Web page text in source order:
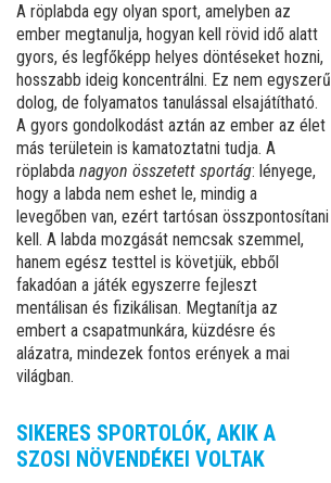
A röplabda egy olyan sport, amelyben az
ember megtanulja, hogyan kell rövid idő alatt
gyors, és legfőképp helyes döntéseket hozni,
hosszabb ideig koncentrálni. Ez nem egyszerű
dolog, de folyamatos tanulással elsajátítható.
A gyors gondolkodást aztán az ember az élet
más területein is kamatoztatni tudja. A
röplabda nagyon összetett sportág: lényege,
hogy a labda nem eshet le, mindig a
levegőben van, ezért tartósan összpontosítani
kell. A labda mozgását nemcsak szemmel,
hanem egész testtel is követjük, ebből
fakadóan a játék egyszerre fejleszt
mentálisan és fizikálisan. Megtanítja az
embert a csapatmunkára, küzdésre és
alázatra, mindezek fontos erények a mai
világban.
SIKERES SPORTOLÓK, AKIK A
SZOSI NÖVENDÉKEI VOLTAK